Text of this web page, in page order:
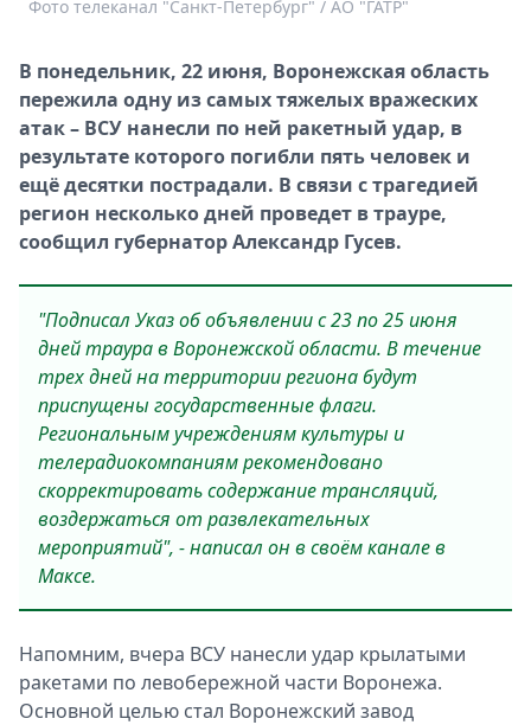
Выборы
2026
Скачай
Metro
Фото телеканал "Санкт-Петербург" / АО "ГАТР"
В понедельник, 22 июня, Воронежская область
пережила одну из самых тяжелых вражеских
атак – ВСУ нанесли по ней ракетный удар, в
результате которого погибли пять человек и
ещё десятки пострадали. В связи с трагедией
регион несколько дней проведет в трауре,
сообщил губернатор Александр Гусев.
"Подписал Указ об объявлении с 23 по 25 июня
дней траура в Воронежской области. В течение
трех дней на территории региона будут
приспущены государственные флаги.
Региональным учреждениям культуры и
телерадиокомпаниям рекомендовано
скорректировать содержание трансляций,
воздержаться от развлекательных
мероприятий", - написал он в своём канале в
Максе.
Напомним, вчера ВСУ нанесли удар крылатыми
ракетами по левобережной части Воронежа.
Основной целью стал Воронежский завод